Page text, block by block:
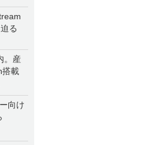
る
。産
搭載
向け